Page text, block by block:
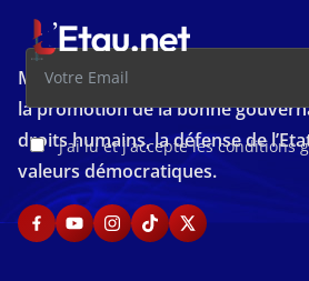
J'ai lu et j'accepte les conditions
Média d'investigation ivoirien
la promotion de la bonne
droits humains, la défense de
valeurs démocratiques.